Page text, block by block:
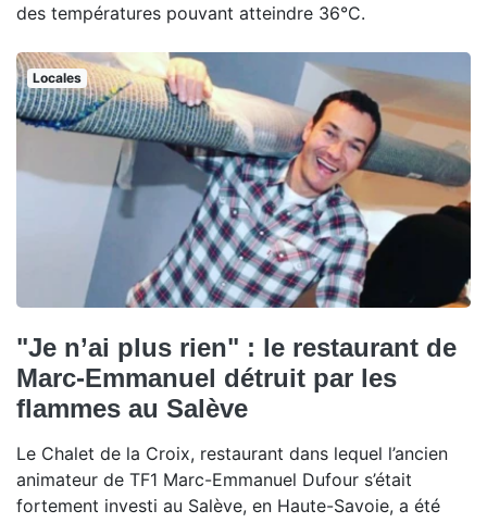
des températures pouvant atteindre 36°C.
Locales
"Je n’ai plus rien" : le restaurant de
Marc-Emmanuel détruit par les
flammes au Salève
Le Chalet de la Croix, restaurant dans lequel l’ancien
animateur de TF1 Marc-Emmanuel Dufour s’était
fortement investi au Salève, en Haute-Savoie, a été